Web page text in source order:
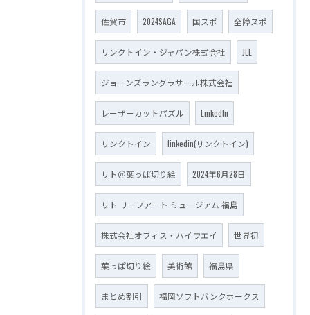
佐賀市 2024SAGA 国スポ 全障スポ
リンクトイン・ジャパン株式会社 JLL
ジョーンズラングラサール株式会社
レーザーカットパズル LinkedIn
リンクトイン linkedin(リンクトイン)
リト＠葉っぱ切り絵 2024年6月28日
リト リーフアート ミュージアム 福島
株式会社オフィス・ハイウエイ 世界初
葉っぱ切り絵 美術館 福島県
まとめ割引 福岡ソフトバンクホークス